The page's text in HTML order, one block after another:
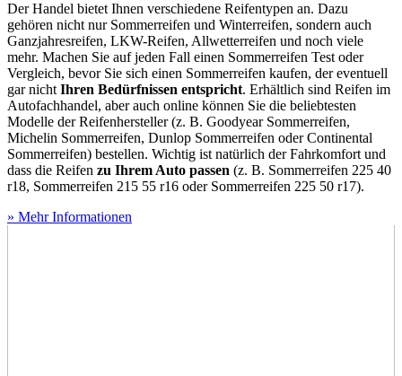
Der Handel bietet Ihnen verschiedene Reifentypen an. Dazu
gehören nicht nur Sommerreifen und Winterreifen, sondern auch
Ganzjahresreifen, LKW-Reifen, Allwetterreifen und noch viele
mehr. Machen Sie auf jeden Fall einen Sommerreifen Test oder
Vergleich, bevor Sie sich einen Sommerreifen kaufen, der eventuell
gar nicht Ihren Bedürfnissen entspricht. Erhältlich sind Reifen im
Autofachhandel, aber auch online können Sie die beliebtesten
Modelle der Reifenhersteller (z. B. Goodyear Sommerreifen,
Michelin Sommerreifen, Dunlop Sommerreifen oder Continental
Sommerreifen) bestellen. Wichtig ist natürlich der Fahrkomfort und
dass die Reifen zu Ihrem Auto passen (z. B. Sommerreifen 225 40
r18, Sommerreifen 215 55 r16 oder Sommerreifen 225 50 r17).
» Mehr Informationen